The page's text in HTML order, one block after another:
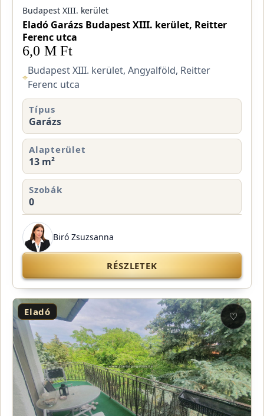
Budapest XIII. kerület
Eladó Garázs Budapest XIII. kerület, Reitter
Ferenc utca
6,0 M Ft
⌖
Budapest XIII. kerület, Angyalföld, Reitter
Ferenc utca
Típus
Garázs
Alapterület
13 m²
Szobák
0
Biró Zsuzsanna
RÉSZLETEK
Eladó ♡